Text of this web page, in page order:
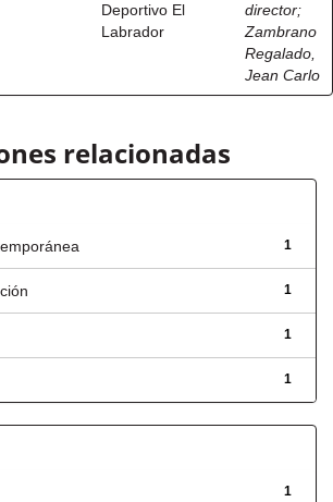
Deportivo El
Labrador
director;
Zambrano
Regalado,
Jean Carlo
relacionadas
1
1
1
1
1